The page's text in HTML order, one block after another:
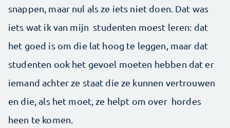
snappen, maar nul als ze iets niet doen. Dat was
iets wat ik van mijn studenten moest leren: dat
het goed is om die lat hoog te leggen, maar dat
studenten ook het gevoel moeten hebben dat er
iemand achter ze staat die ze kunnen vertrouwen
en die, als het moet, ze helpt om over hordes
heen te komen.